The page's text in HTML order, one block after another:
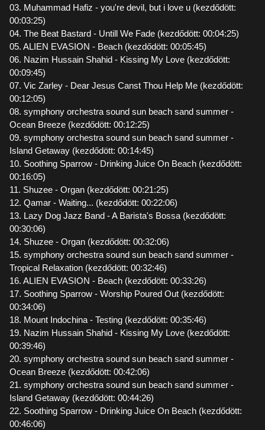
03. Muhammad Hafiz - you're devil, but i love u (kezdődött:
00:03:25)
04. The Beat Bastard - Untill We Fade (kezdődött: 00:04:25)
05. ALIEN EVASION - Beach (kezdődött: 00:05:45)
06. Nazim Hussain Shahid - Kissing My Love (kezdődött:
00:09:45)
07. Vic Zarley - Dear Jesus Canst Thou Help Me (kezdődött:
00:12:05)
08. symphony orchestra sound sun beach sand summer -
Ocean Breeze (kezdődött: 00:12:25)
09. symphony orchestra sound sun beach sand summer -
Island Getaway (kezdődött: 00:14:45)
10. Soothing Sparrow - Drinking Juice On Beach (kezdődött:
00:16:05)
11. Shuzee - Organ (kezdődött: 00:21:25)
12. Qamar - Waiting... (kezdődött: 00:22:06)
13. Lazy Dog Jazz Band - A Barista's Bossa (kezdődött:
00:30:06)
14. Shuzee - Organ (kezdődött: 00:32:06)
15. symphony orchestra sound sun beach sand summer -
Tropical Relaxation (kezdődött: 00:32:46)
16. ALIEN EVASION - Beach (kezdődött: 00:33:26)
17. Soothing Sparrow - Worship Poured Out (kezdődött:
00:34:06)
18. Mount Indochina - Testing (kezdődött: 00:35:46)
19. Nazim Hussain Shahid - Kissing My Love (kezdődött:
00:39:46)
20. symphony orchestra sound sun beach sand summer -
Ocean Breeze (kezdődött: 00:42:06)
21. symphony orchestra sound sun beach sand summer -
Island Getaway (kezdődött: 00:44:26)
22. Soothing Sparrow - Drinking Juice On Beach (kezdődött:
00:46:06)